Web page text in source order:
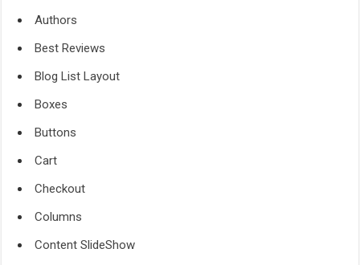
Authors
Best Reviews
Blog List Layout
Boxes
Buttons
Cart
Checkout
Columns
Content SlideShow